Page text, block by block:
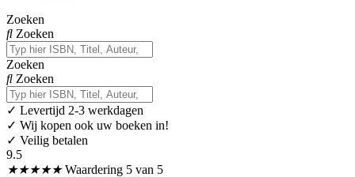
Zoeken
Zoeken
Zoeken
Zoeken
✓ Levertijd 2-3 werkdagen
✓ Wij kopen ook uw boeken in!
✓ Veilig betalen
9.5
★★★★★ Waardering 5 van 5